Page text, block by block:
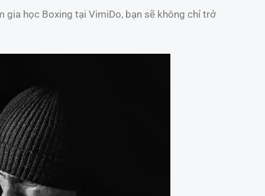
học Boxing tại VimiDo, bạn sẽ không chỉ trở